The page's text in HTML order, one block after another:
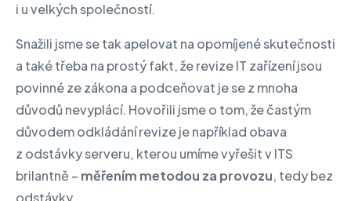
i u velkých společností.
Snažili jsme se tak apelovat na opomíjené skutečnosti
a také třeba na prostý fakt, že revize IT zařízení jsou
povinné ze zákona a podceňovat je se z mnoha
důvodů nevyplácí. Hovořili jsme o tom, že častým
důvodem odkládání revize je například obava
z odstávky serveru, kterou umíme vyřešit v ITS
brilantně – měřením metodou za provozu, tedy bez
odstávky.